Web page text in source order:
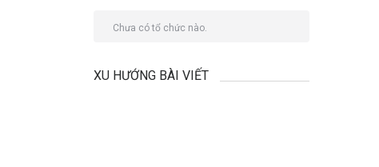
Chưa có tổ chức nào.
XU HƯỚNG BÀI VIẾT